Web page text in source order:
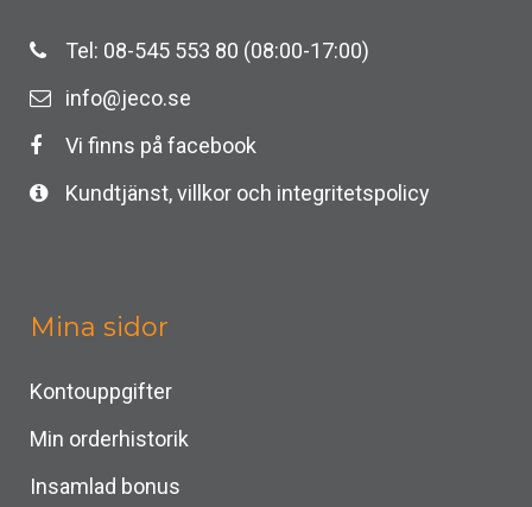
Tel: 08-545 553 80 (08:00-17:00)
info@jeco.se
Vi finns på facebook
Kundtjänst, villkor och integritetspolicy
Mina sidor
Kontouppgifter
Min orderhistorik
Insamlad bonus